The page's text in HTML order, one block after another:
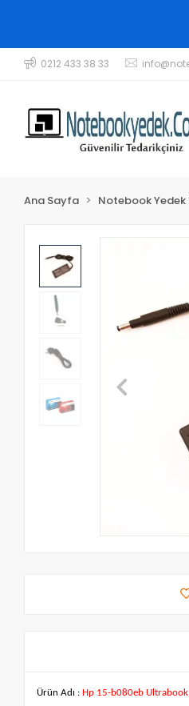
0212 433 38 33
Ana Sayfa Notebook Yedek
Ürün Adı : Hp 15-b080eb